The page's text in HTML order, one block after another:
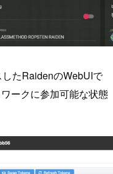
たRaidenのWebUIで
ークに参加可能な状態